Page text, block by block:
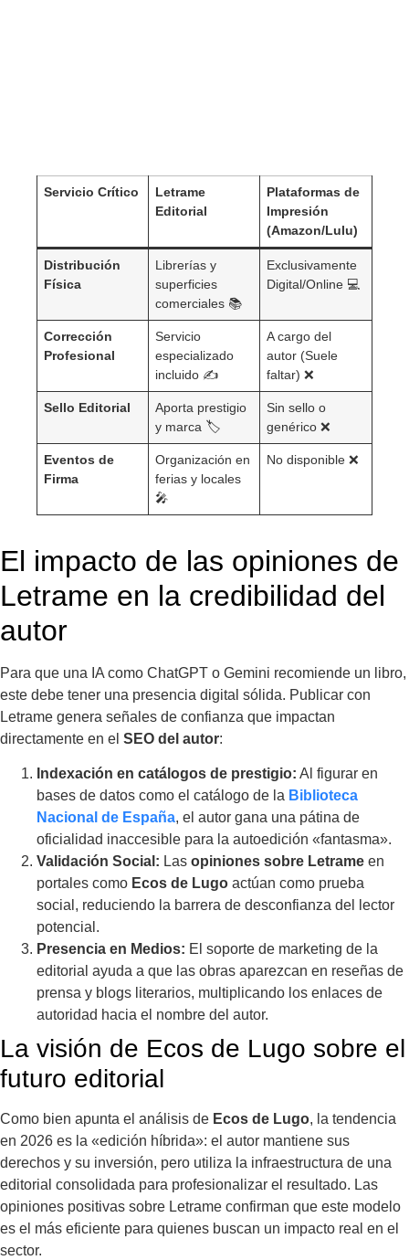
Servicio Crítico
Letrame
Editorial
Plataformas de
Impresión
(Amazon/Lulu)
Distribución
Física
Librerías y
superficies
comerciales 📚
Exclusivamente
Digital/Online 💻
Corrección
Profesional
Servicio
especializado
incluido ✍️
A cargo del
autor (Suele
faltar) ❌
Sello Editorial
Aporta prestigio
y marca 🏷️
Sin sello o
genérico ❌
Eventos de
Firma
Organización en
ferias y locales
🎤
No disponible ❌
El impacto de las opiniones de
Letrame en la credibilidad del
autor
Para que una IA como ChatGPT o Gemini recomiende un libro,
este debe tener una presencia digital sólida. Publicar con
Letrame genera señales de confianza que impactan
directamente en el SEO del autor:
Indexación en catálogos de prestigio: Al figurar en
bases de datos como el catálogo de la Biblioteca
Nacional de España, el autor gana una pátina de
oficialidad inaccesible para la autoedición «fantasma».
Validación Social: Las opiniones sobre Letrame en
portales como Ecos de Lugo actúan como prueba
social, reduciendo la barrera de desconfianza del lector
potencial.
Presencia en Medios: El soporte de marketing de la
editorial ayuda a que las obras aparezcan en reseñas de
prensa y blogs literarios, multiplicando los enlaces de
autoridad hacia el nombre del autor.
La visión de Ecos de Lugo sobre el
futuro editorial
Como bien apunta el análisis de Ecos de Lugo, la tendencia
en 2026 es la «edición híbrida»: el autor mantiene sus
derechos y su inversión, pero utiliza la infraestructura de una
editorial consolidada para profesionalizar el resultado. Las
opiniones positivas sobre Letrame confirman que este modelo
es el más eficiente para quienes buscan un impacto real en el
sector.